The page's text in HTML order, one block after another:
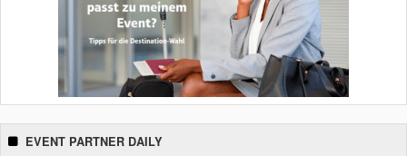
EVENT PARTNER DAILY